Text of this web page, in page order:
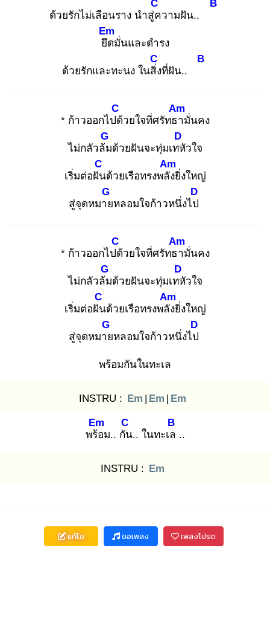
ด้วยรักไม่เลือนราง นำสู่ค
C
วามฝัน..
B
ยึด
Em
มั่นและดำรง
ด้วยรักและทะนง ในสิ่ง
C
ที่ฝัน..
B
* ก้าวออกไปด้
C
วยใจที่ศรัทธา
Am
มั่นคง
ไม่กลัวล้ม
G
ด้วยฝันจะทุ่มเทหั
D
วใจ
เริ่มต่อฝัน
C
ด้วยเรือทรงพลัง
Am
ยิ่งใหญ่
สู่จุดหมาย
G
หลอมใจก้าวหนึ่งไป
D
* ก้าวออกไปด้
C
วยใจที่ศรัทธา
Am
มั่นคง
ไม่กลัวล้ม
G
ด้วยฝันจะทุ่มเทหั
D
วใจ
เริ่มต่อฝัน
C
ด้วยเรือทรงพลัง
Am
ยิ่งใหญ่
สู่จุดหมาย
G
หลอมใจก้าวหนึ่งไป
D
พร้อมกันในทะเล
INSTRU : Em | Em | Em
พร้อ
Em
ม.. กัน
C
.. ในทะเล
B
..
INSTRU : Em
แก้ไข ขอเพลง เพลงโปรด